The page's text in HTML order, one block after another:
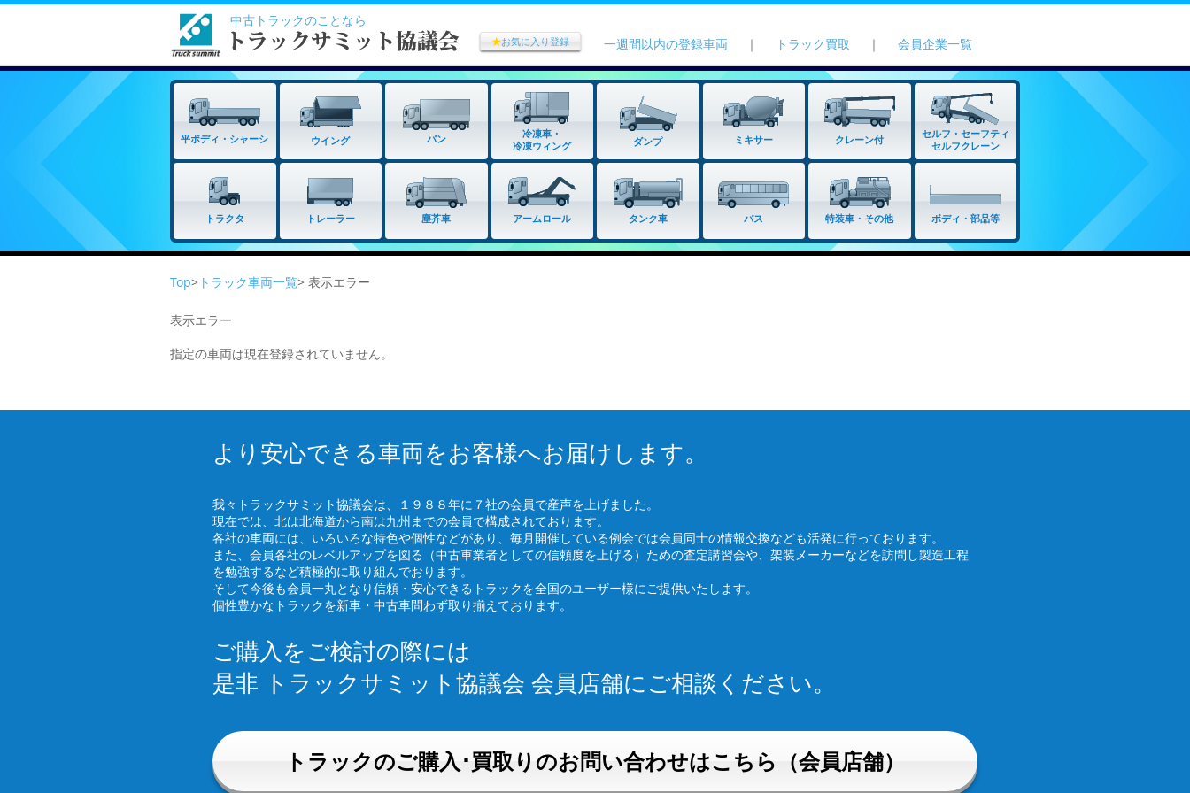
中古トラックのことなら
★お気に入り登録 一週間以内の登録車両 ｜ トラック買取 ｜ 会員企業一覧
平ボディ・シャーシ ウイング バン
冷凍車・
冷凍ウィング
ダンプ ミキサー クレーン付
セルフ・セーフティ
セルフクレーン
トラクタ トレーラー 塵芥車 アームロール タンク車 バス 特装車・その他 ボディ・部品等
Top> トラック車両一覧> 表示エラー
表示エラー
指定の車両は現在登録されていません。
より安心できる車両をお客様へお届けします。
我々トラックサミット協議会は、１９８８年に７社の会員で産声を上げました。
現在では、北は北海道から南は九州までの会員で構成されております。
各社の車両には、いろいろな特色や個性などがあり、毎月開催している例会では会員同士の情報交換なども活発に行っております。
また、会員各社のレベルアップを図る（中古車業者としての信頼度を上げる）ための査定講習会や、架装メーカーなどを訪問し製造工程
を勉強するなど積極的に取り組んでおります。
そして今後も会員一丸となり信頼・安心できるトラックを全国のユーザー様にご提供いたします。
個性豊かなトラックを新車・中古車問わず取り揃えております。
ご購入をご検討の際には
是非 トラックサミット協議会 会員店舗にご相談ください。
トラックのご購入･買取りのお問い合わせはこちら（会員店舗）